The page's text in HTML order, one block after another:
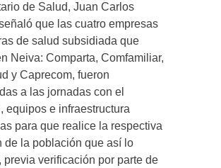
de Salud, Juan Carlos
que las cuatro empresas
de salud subsidiada que
Neiva: Comparta, Comfamiliar,
y Caprecom, fueron
a las jornadas con el
equipos e infraestructura
para que realice la respectiva
de la población que así lo
previa verificación por parte de